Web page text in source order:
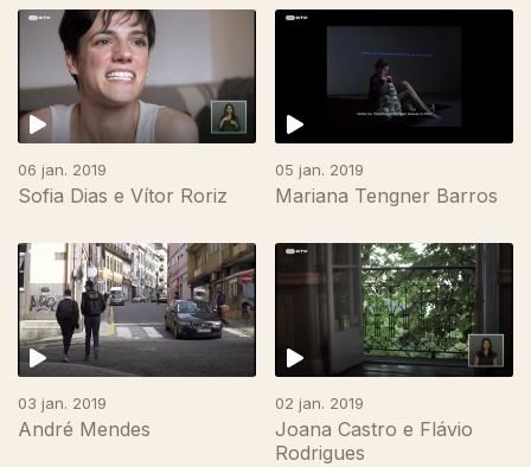
06 jan. 2019
Sofia Dias e Vítor Roriz
05 jan. 2019
Mariana Tengner Barros
03 jan. 2019
André Mendes
02 jan. 2019
Joana Castro e Flávio
Rodrigues